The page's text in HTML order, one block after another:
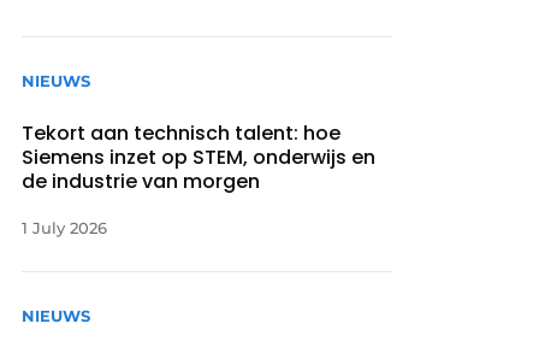
NIEUWS
Tekort aan technisch talent: hoe
Siemens inzet op STEM, onderwijs en
de industrie van morgen
1 July 2026
NIEUWS